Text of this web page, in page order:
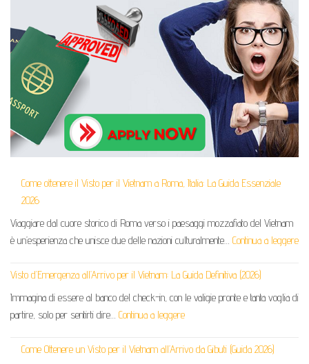
Come ottenere il Visto per il Vietnam a Roma, Italia: La Guida Essenziale
2026
Viaggiare dal cuore storico di Roma verso i paesaggi mozzafiato del Vietnam
è un’esperienza che unisce due delle nazioni culturalmente… Continua a leggere
Visto d’Emergenza all’Arrivo per il Vietnam: La Guida Definitiva (2026)
Immagina di essere al banco del check-in, con le valigie pronte e tanta voglia di
partire, solo per sentirti dire… Continua a leggere
Come Ottenere un Visto per il Vietnam all’Arrivo da Gibuti (Guida 2026)